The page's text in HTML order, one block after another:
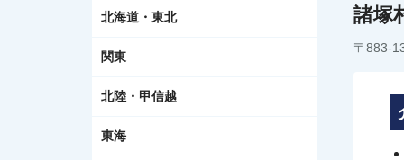
北海道・東北
関東
北陸・甲信越
東海
諸塚
〒883-